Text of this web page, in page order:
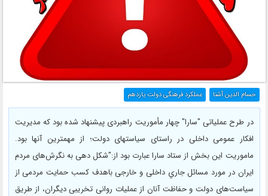
حسام الدین آشنا عملکرد فرهنگی دولت یازدهم
در طرح عملیاتی "سارا" چهار مأموریت راهبردی پیشنهاد شده بود که مدیریت
افکار عمومی داخلی در راستای سیاستهای دولت؛ از مهمترین آنها بود.
ماموریت این بخش از ستاد سارا عبارت بود از:"شکل دهی به نگرش‌های مردم
ایران در مورد مسائل جاري داخلی و خارجی باهدف کسب حمایت مردمی از
سیاست‌های دولت و حفاظت آنان از عملیات روانی تخریبی دیگران، از طریق